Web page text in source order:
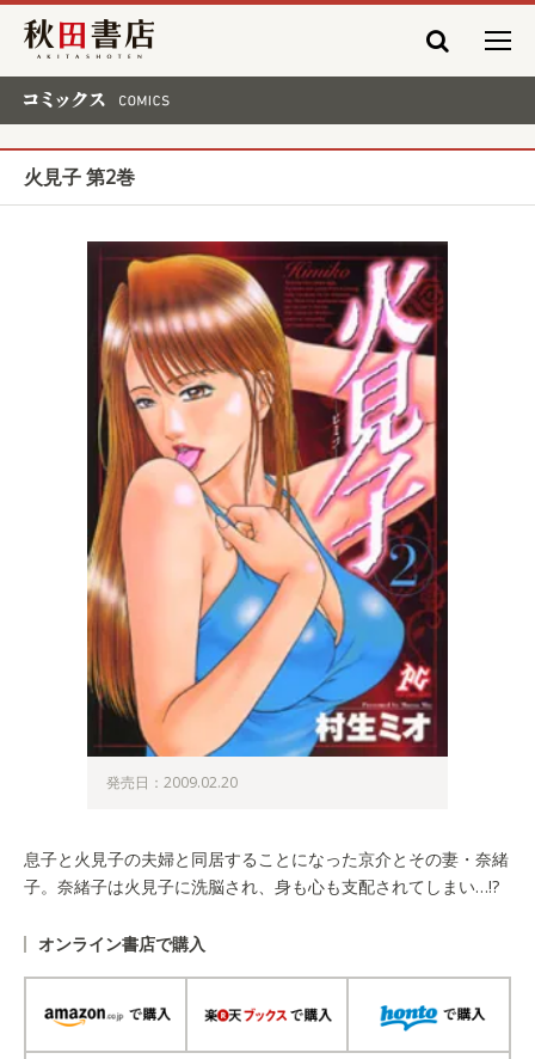
秋田書店
火見子 第2巻
発売日：2009.02.20
息子と火見子の夫婦と同居することになった京介とその妻・奈緒
子。奈緒子は火見子に洗脳され、身も心も支配されてしまい…!?
オンライン書店で購入